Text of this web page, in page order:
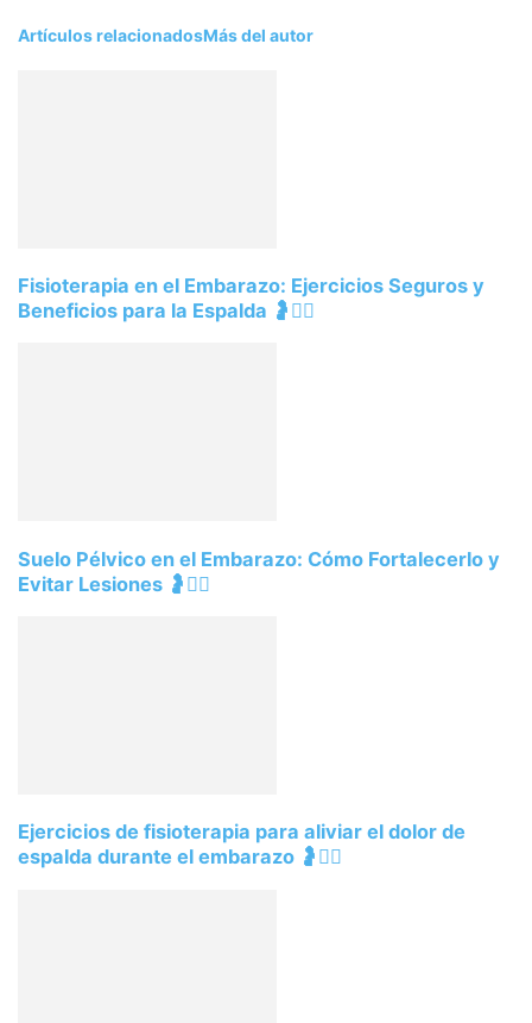
Artículos relacionadosMás del autor
Fisioterapia en el Embarazo: Ejercicios Seguros y
Beneficios para la Espalda 🤰💆‍♀️
Suelo Pélvico en el Embarazo: Cómo Fortalecerlo y
Evitar Lesiones 🤰🧘‍♀️
Ejercicios de fisioterapia para aliviar el dolor de
espalda durante el embarazo 🤰🧘‍♀️